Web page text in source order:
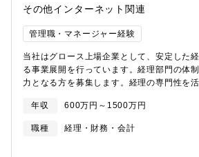
その他インターネット関連
管理職・マネージャー経験
当社はグロース上場企業として、安定した
る事業展開を行っています。経理部門の体
力となる方を募集します。経理の専門性を
次・四半期・年次、連結決算業務■税理士・
商法・会社法に基づく開示資料作成補助■経
提案■取締役会資料作成■M&A関連業務（デ
PMI含む）■子会社管理【本ポジションの
年収 600万円～1500万円
職種
経理・財務・会計